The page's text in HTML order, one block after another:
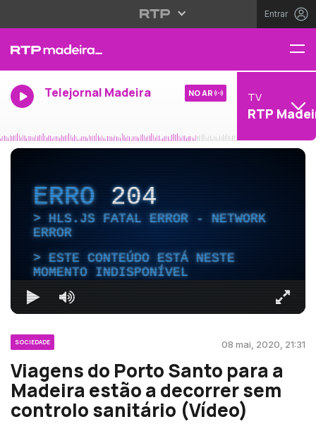
Entrar
Telejornal Madeira NO AR TV
RTP
ERRO204
HLS.JS FATAL ERROR - NETWORK
ERROR
ESTE CONTEÚDO ESTÁ NESTE
MOMENTO INDISPONÍVEL
SOCIEDADE 08 mai, 2020, 21:31
Viagens do Porto Santo para a
Madeira estão a decorrer sem
controlo sanitário (Vídeo)